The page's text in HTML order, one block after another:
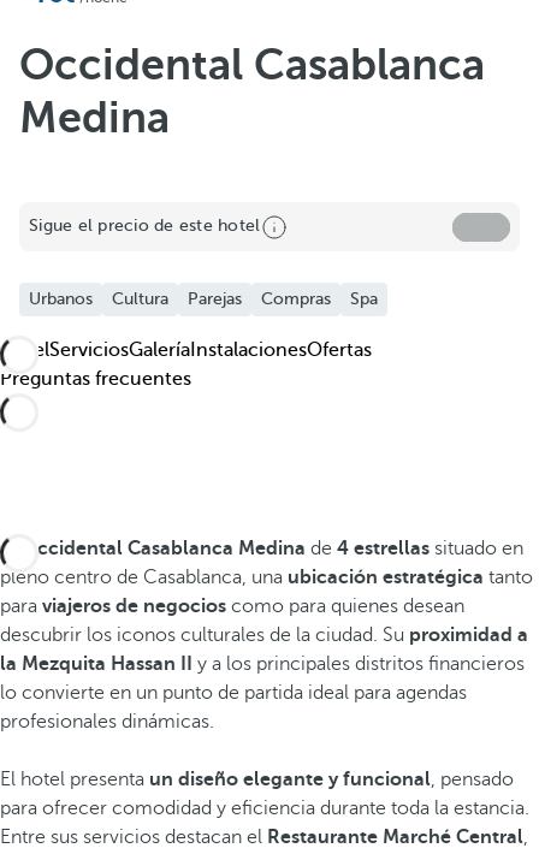
Occidental Casablanca
Medina
Sigue el precio de este hotel
Urbanos Cultura Parejas Compras Spa
HotelServiciosGalería InstalacionesOfertas
Preguntas frecuentes
El Occidental Casablanca Medina de 4 estrellas situado en
pleno centro de Casablanca, una ubicación estratégica tanto
para viajeros de negocios como para quienes desean
descubrir los iconos culturales de la ciudad. Su proximidad a
la Mezquita Hassan II
y a los principales distritos financieros
lo convierte en un punto de partida ideal para agendas
profesionales dinámicas.
El hotel presenta un diseño elegante y funcional, pensado
para ofrecer comodidad y eficiencia durante toda la estancia.
Entre sus servicios destacan el Restaurante Marché Central,